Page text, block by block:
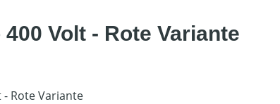
Volt - Rote Variante